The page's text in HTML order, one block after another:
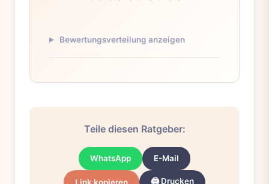
Bewertungsverteilung anzeigen
Teile diesen Ratgeber:
WhatsApp E-Mail
Link kopieren 🖨️ Drucken